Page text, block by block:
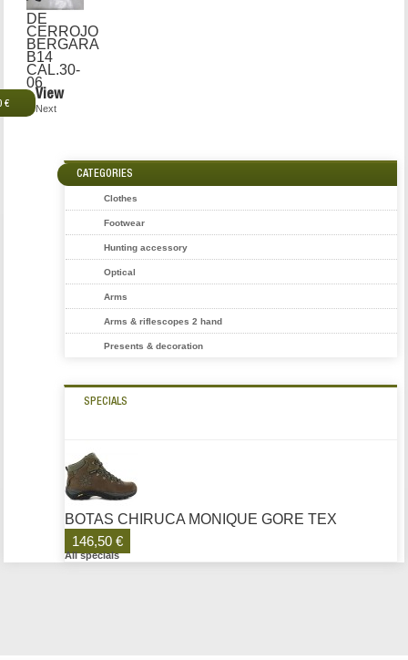
DE
CERROJO
BERGARA
B14
CAL.30-
06
€
View
Next
CATEGORIES
Clothes
Footwear
Hunting accessory
Optical
Arms
Arms & riflescopes 2 hand
Presents & decoration
SPECIALS
BOTAS CHIRUCA MONIQUE GORE TEX
146,50 €
All specials